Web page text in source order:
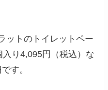
ットのトイレットペー
り4,095円（税込）な
す。